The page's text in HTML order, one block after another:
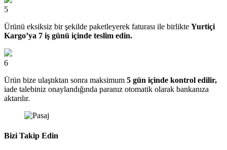
5
Ürünü eksiksiz bir şekilde paketleyerek faturası ile birlikte Yurtiçi
Kargo’ya 7 iş günü içinde teslim edin.
6
Ürün bize ulaştıktan sonra maksimum 5 gün içinde kontrol edilir,
iade talebiniz onaylandığında paranız otomatik olarak bankanıza
aktarılır.
Bizi Takip Edin